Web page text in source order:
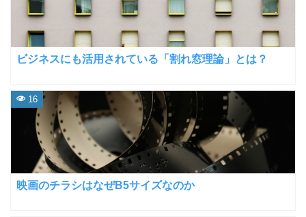
ビジネスにも活用されている「割れ窓理論」とは？
映画のチラシはなぜB5サイズなのか
16